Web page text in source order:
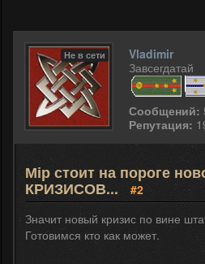
Не в сети
Vladimir
Завсегдатай
Сообщений:
Репутация:
Мір стоит на пороге
КРИЗИСОВ...
#2
Значит новый кризис по вине
Готовимся кто как может.